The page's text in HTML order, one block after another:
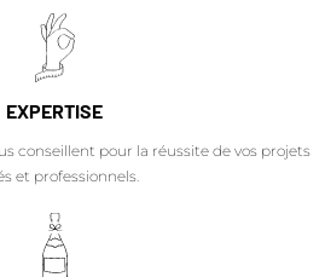
EXPERTISE
conseillent pour la réussite de vos projets
et professionnels.